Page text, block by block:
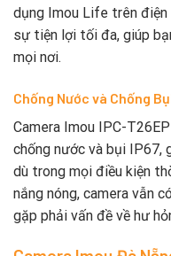
dụng Imou Life trên
sự tiện lợi tối đa, giúp
mọi nơi.
Chống Nước và Chống
Camera Imou IPC-
chống nước và bụi IP67,
dù trong mọi điều kiện
nắng nóng, camera vẫn
gặp phải vấn đề về hư